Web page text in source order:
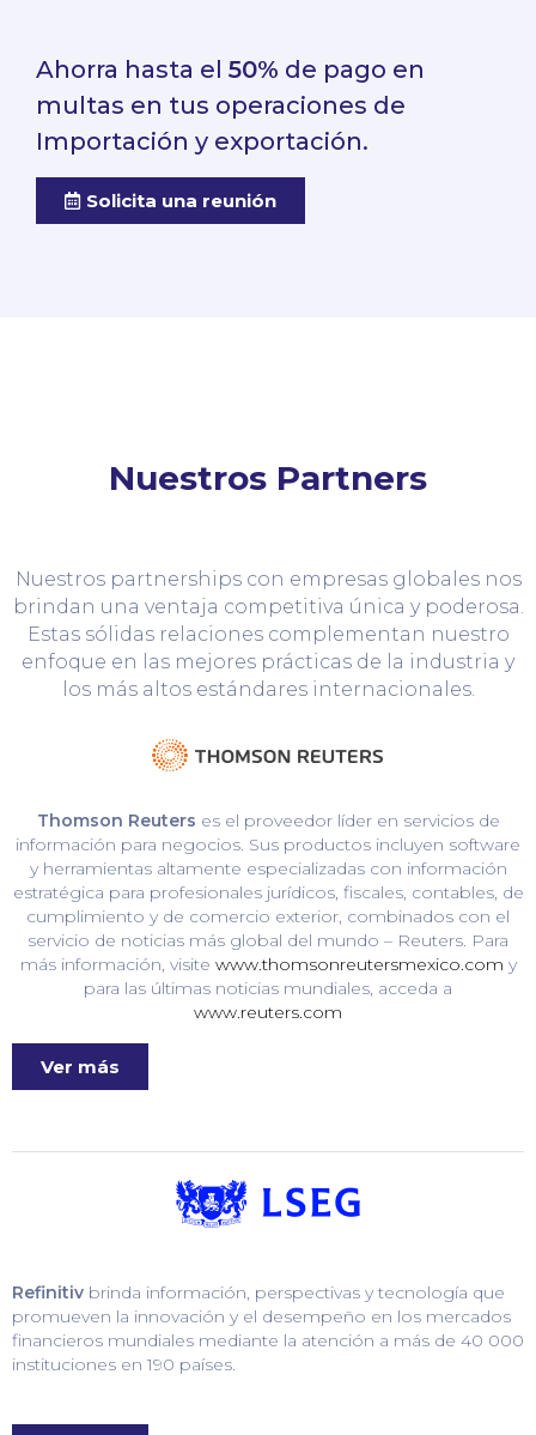
Ahorra hasta el 50% de pago en
multas en tus operaciones de
Importación y exportación.
Solicita una reunión
Nuestros Partners
Nuestros partnerships con empresas globales nos
brindan una ventaja competitiva única y poderosa.
Estas sólidas relaciones complementan nuestro
enfoque en las mejores prácticas de la industria y
los más altos estándares internacionales.
Thomson Reuters es el proveedor líder en servicios de
información para negocios. Sus productos incluyen software
y herramientas altamente especializadas con información
estratégica para profesionales jurídicos, fiscales, contables, de
cumplimiento y de comercio exterior, combinados con el
servicio de noticias más global del mundo – Reuters. Para
más información, visite www.thomsonreutersmexico.com y
para las últimas noticias mundiales, acceda a
www.reuters.com
Ver más
Refinitiv brinda información, perspectivas y tecnología que
promueven la innovación y el desempeño en los mercados
financieros mundiales mediante la atención a más de 40 000
instituciones en 190 países.